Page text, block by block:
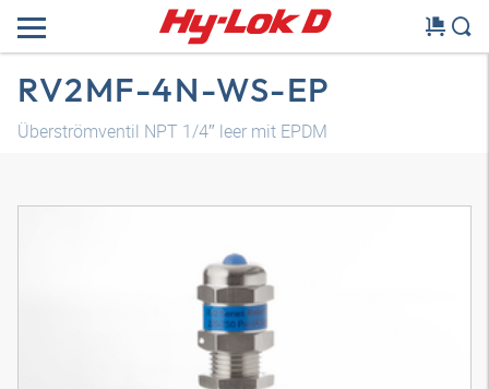
RV2MF-4N-WS-EP
Überströmventil NPT 1/4″ leer mit EPDM